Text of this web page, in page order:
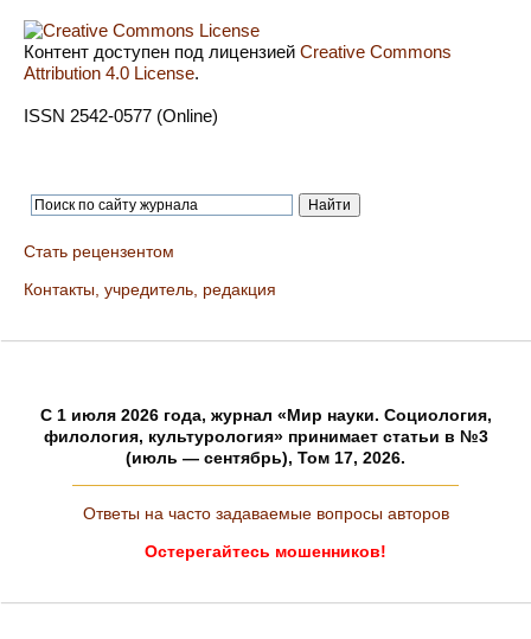
Контент доступен под лицензией Creative Commons
Attribution 4.0 License.
ISSN 2542-0577 (Online)
Стать рецензентом
Контакты, учредитель, редакция
C 1 июля 2026 года, журнал «Мир науки. Социология,
филология, культурология» принимает статьи в №3
(июль — сентябрь), Том 17, 2026.
Ответы на часто задаваемые вопросы авторов
Остерегайтесь мошенников!